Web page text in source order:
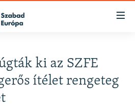
ki az SZFE
ítélet rengeteg